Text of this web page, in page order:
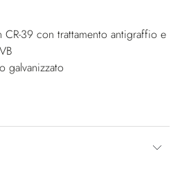
CR-39 con trattamento antigraffio e
galvanizzato